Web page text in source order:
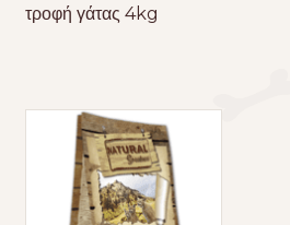
τροφή γάτας 4kg